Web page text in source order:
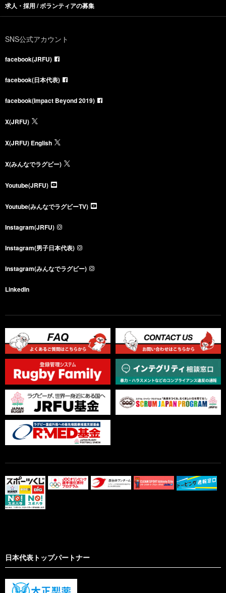
求人・採用 / ボランティアの募集
SNS公式アカウント
facebook(JRFU)
facebook(日本代表)
facebook(Impact Beyond 2019)
X(JRFU)
X(JRFU) English
X(みんなでラグビー)
Youtube(JRFU)
Youtube(みんなでラグビーTV)
Instagram(JRFU)
Instagram(男子日本代表)
Instagram(みんなでラグビー)
LinkedIn
日本代表トップパートナー